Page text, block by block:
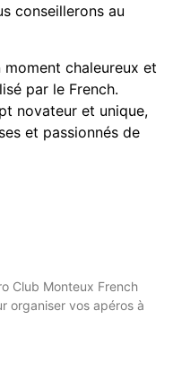
conseillerons au
chaleureux et
par le French.
novateur et unique,
et passionnés de
Club Monteux French
organiser vos apéros à